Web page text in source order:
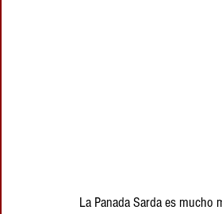
La Panada Sarda es